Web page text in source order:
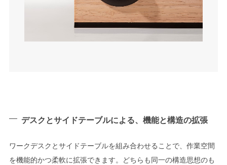
デスクとサイドテーブルによる、機能と構造の拡張
ワークデスクとサイドテーブルを組み合わせることで、作業空間
を機能的かつ柔軟に拡張できます。どちらも同一の構造思想のも